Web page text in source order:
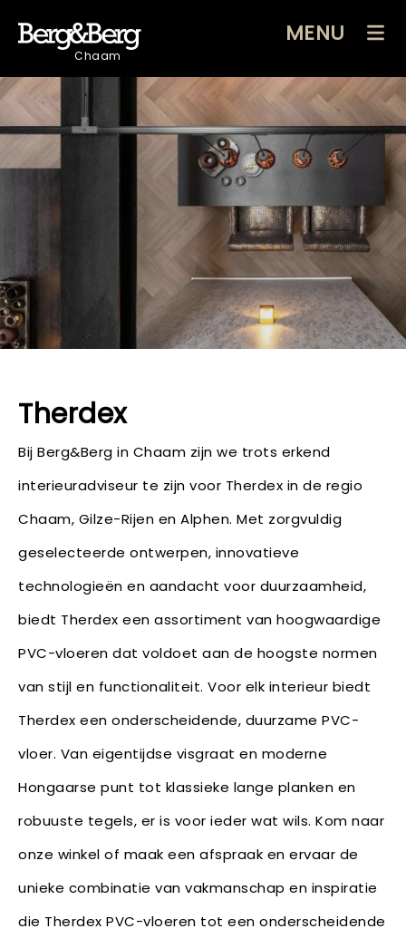
Chaam
MENU
Therdex
Bij Berg&Berg in Chaam zijn we trots erkend
interieuradviseur te zijn voor Therdex in de regio
Chaam, Gilze-Rijen en Alphen. Met zorgvuldig
geselecteerde ontwerpen, innovatieve
technologieën en aandacht voor duurzaamheid,
biedt Therdex een assortiment van hoogwaardige
PVC-vloeren dat voldoet aan de hoogste normen
van stijl en functionaliteit. Voor elk interieur biedt
Therdex een onderscheidende, duurzame PVC-
vloer. Van eigentijdse visgraat en moderne
Hongaarse punt tot klassieke lange planken en
robuuste tegels, er is voor ieder wat wils. Kom naar
onze winkel of maak een afspraak en ervaar de
unieke combinatie van vakmanschap en inspiratie
die Therdex PVC-vloeren tot een onderscheidende